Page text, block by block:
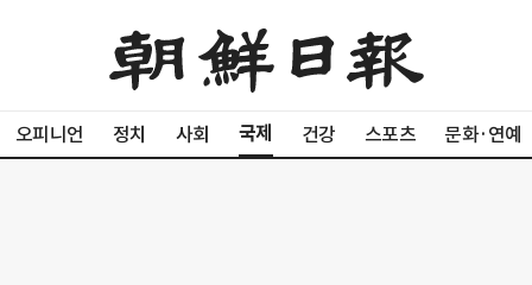
오피니언 정치 사회 국제 건강 스포츠 문화·연예